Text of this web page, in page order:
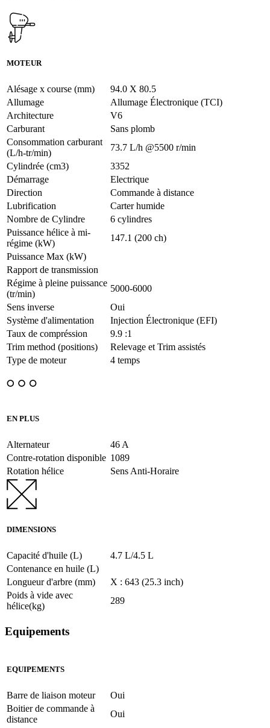
MOTEUR
Alésage x course (mm)
94.0 X 80.5
Allumage
Allumage Électronique (TCI)
Architecture
V6
Carburant
Sans plomb
Consommation carburant
(L/h-tr/min)
73.7 L/h @5500 r/min
Cylindrée (cm3)
3352
Démarrage
Electrique
Direction
Commande à distance
Lubrification
Carter humide
Nombre de Cylindre
6 cylindres
Puissance hélice à mi-
régime (kW)
147.1 (200 ch)
Puissance Max (kW)
Rapport de transmission
Régime à pleine puissance
(tr/min)
5000-6000
Sens inverse
Oui
Système d'alimentation
Injection Électronique (EFI)
Taux de compréssion
9.9 :1
Trim method (positions)
Relevage et Trim assistés
Type de moteur
4 temps
EN PLUS
Alternateur
46 A
Contre-rotation disponible 1089
Rotation hélice
Sens Anti-Horaire
DIMENSIONS
Capacité d'huile (L)
4.7 L/4.5 L
Contenance en huile (L)
Longueur d'arbre (mm)
X : 643 (25.3 inch)
Poids à vide avec
hélice(kg)
289
Equipements
EQUIPEMENTS
Barre de liaison moteur
Oui
Boitier de commande à
distance
Oui